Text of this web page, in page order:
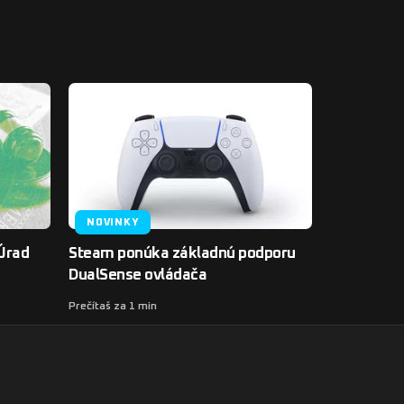
NOVINKY
Steam ponúka základnú podporu
DualSense ovládača
Prečítaš za 1 min